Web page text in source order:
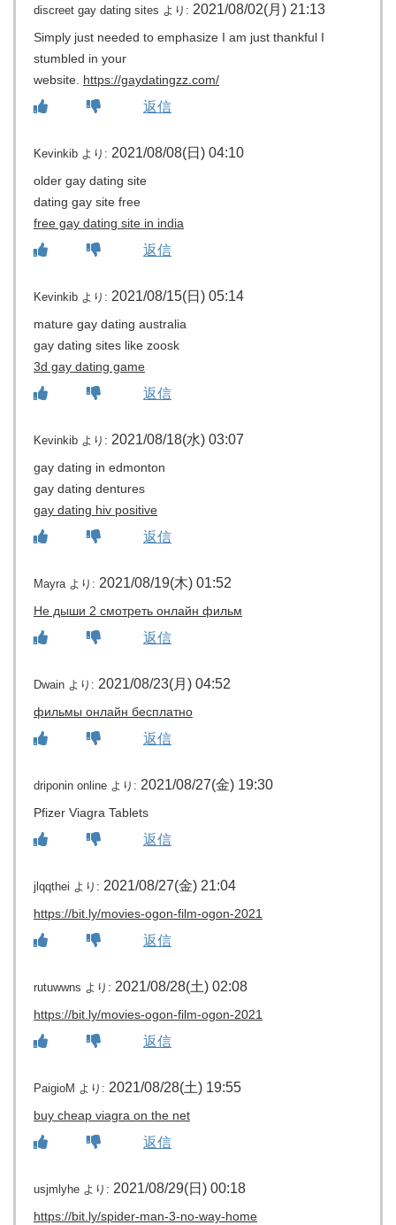
discreet gay dating sites より: 2021/08/02(月) 21:13
Simply just needed to emphasize I am just thankful I
stumbled in your
website. https://gaydatingzz.com/
返信
Kevinkib より: 2021/08/08(日) 04:10
older gay dating site
dating gay site free
free gay dating site in india
返信
Kevinkib より: 2021/08/15(日) 05:14
mature gay dating australia
gay dating sites like zoosk
3d gay dating game
返信
Kevinkib より: 2021/08/18(水) 03:07
gay dating in edmonton
gay dating dentures
gay dating hiv positive
返信
Mayra より: 2021/08/19(木) 01:52
Не дыши 2 смотреть онлайн фильм
返信
Dwain より: 2021/08/23(月) 04:52
фильмы онлайн бесплатно
返信
driponin online より: 2021/08/27(金) 19:30
Pfizer Viagra Tablets
返信
jlqqthei より: 2021/08/27(金) 21:04
https://bit.ly/movies-ogon-film-ogon-2021
返信
rutuwwns より: 2021/08/28(土) 02:08
https://bit.ly/movies-ogon-film-ogon-2021
返信
PaigioM より: 2021/08/28(土) 19:55
buy cheap viagra on the net
返信
usjmlyhe より: 2021/08/29(日) 00:18
https://bit.ly/spider-man-3-no-way-home